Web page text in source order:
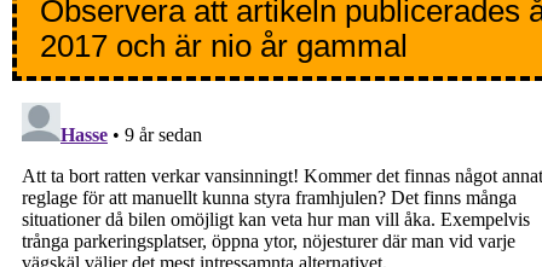
Observera att artikeln publicerades
2017 och är nio år gammal